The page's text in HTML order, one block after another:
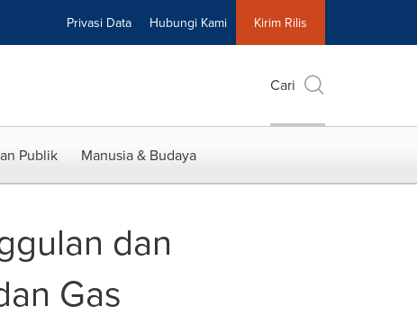
Privasi Data Hubungi Kami Kirim Rilis
Cari
Publik Manusia & Budaya
dan
Gas